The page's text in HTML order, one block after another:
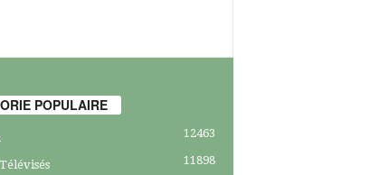
POPULAIRE
12463
11898